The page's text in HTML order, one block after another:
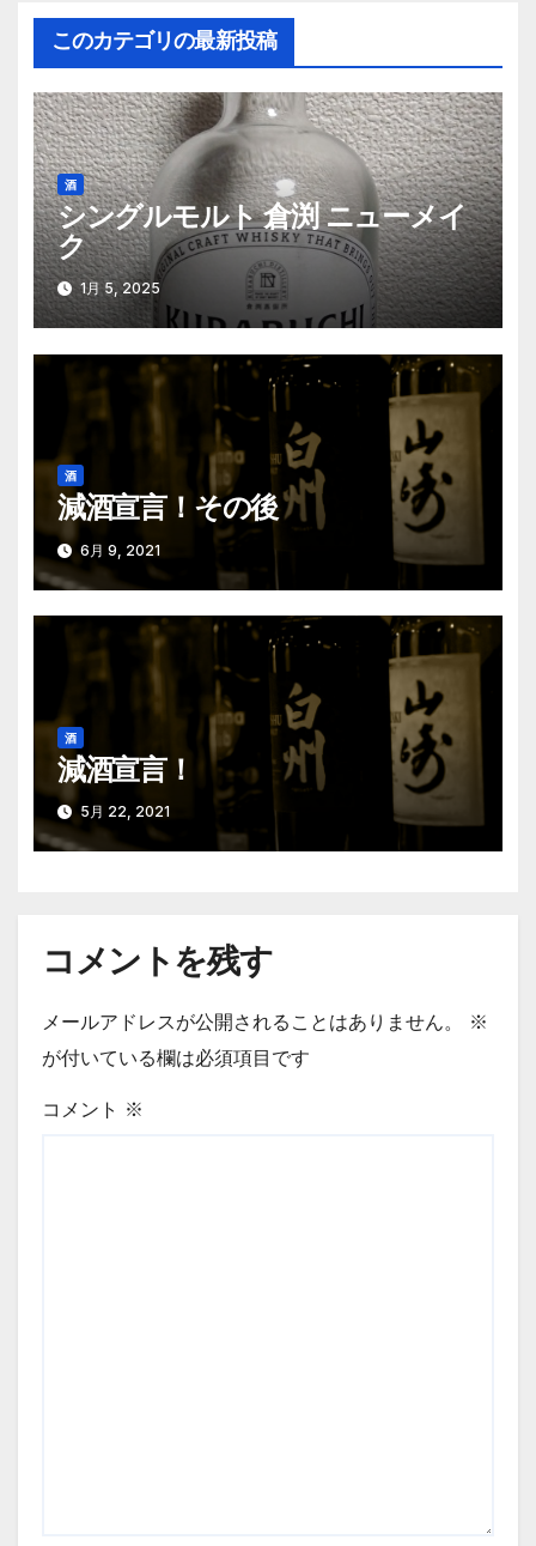
ビ
ゲ
ー
シ
ョ
ン
このカテゴリの最新投稿
酒
シングルモルト 倉渕 ニューメイ
ク
1月 5, 2025
酒
減酒宣言！その後
6月 9, 2021
酒
減酒宣言！
5月 22, 2021
コメントを残す
メールアドレスが公開されることはありません。
※
が付いている欄は必須項目です
コメント ※